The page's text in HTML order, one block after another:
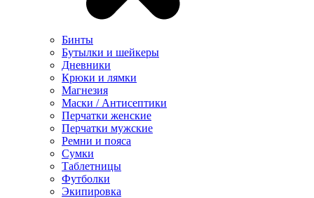
Бинты
Бутылки и шейкеры
Дневники
Крюки и лямки
Магнезия
Маски / Антисептики
Перчатки женские
Перчатки мужские
Ремни и пояса
Сумки
Таблетницы
Футболки
Экипировка